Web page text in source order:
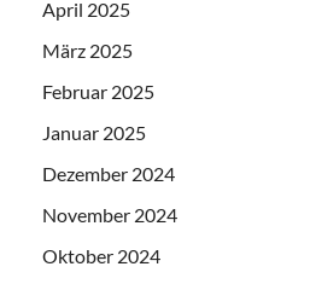
April 2025
März 2025
Februar 2025
Januar 2025
Dezember 2024
November 2024
Oktober 2024